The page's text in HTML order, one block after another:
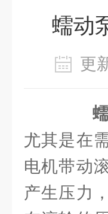
蠕动
更
尤其是在
电机带动
产生压力